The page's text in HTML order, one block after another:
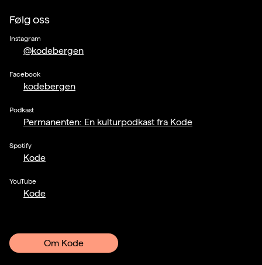
Følg oss
Instagram
@kodebergen
Facebook
kodebergen
Podkast
Permanenten: En kulturpodkast fra Kode
Spotify
Kode
YouTube
Kode
Om Kode